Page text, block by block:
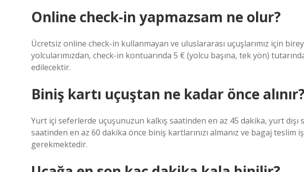
Online check-in yapmazsam ne olur?
Ücretsiz online check-in kullanmayan ve uluslararası uçuşlarımız için
yolcularımızdan, check-in kontuarında 5 € (yolcu başına, tek yön)
edilecektir.
Biniş kartı uçuştan ne kadar önce
Yurt içi seferlerde uçuşunuzun kalkış saatinden en az 45 dakika, yurt
saatinden en az 60 dakika önce biniş kartlarınızı almanız ve bagaj teslim
gerekmektedir.